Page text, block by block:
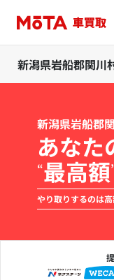
新潟県岩船郡関川
新潟県岩船郡
あなた
“最高額
やり取りするのは